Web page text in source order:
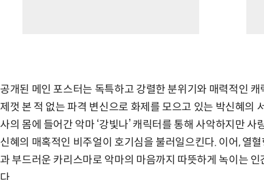
공개된 메인 포스터는 독특하고 강렬한 분위기와 매력적인
제껏 본 적 없는 파격 변신으로 화제를 모으고 있는 박신혜의
사의 몸에 들어간 악마 ‘강빛나’ 캐릭터를 통해 사악하지만
신혜의 매혹적인 비주얼이 호기심을 불러일으킨다. 이어, 열
과 부드러운 카리스마로 악마의 마음까지 따뜻하게 녹이는